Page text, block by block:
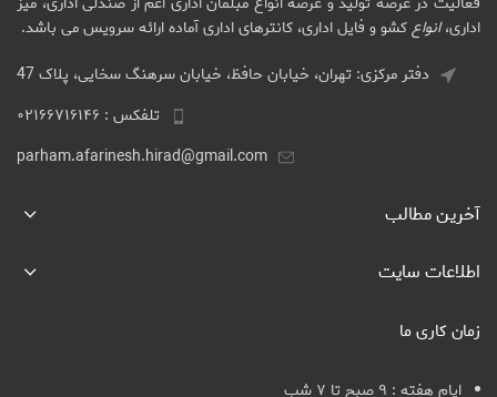
اداری،انواعکشو و فایل اداری، کانترهای اداری آماده ارائه سرویس می باشد.
دفتر مرکزی: تهران، خیابان حافظ، خیابان سرهنگ سخایی، پلاک 47
تلفکس : ۰۲۱۶۶۷۱۶۱۴۶
parham.afarinesh.hirad@gmail.com
آخرین مطالب
اطلاعات سایت
زمان کاری ما
ایام هفته : ۹ صبح تا ۷ شب